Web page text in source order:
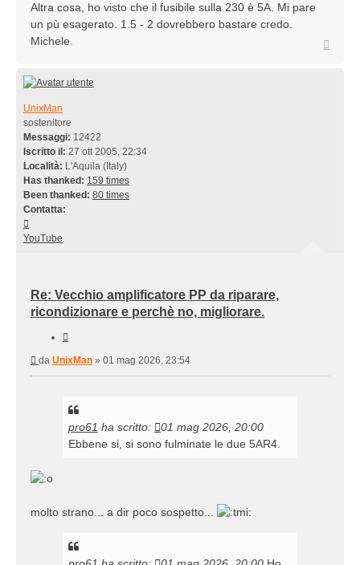
Altra cosa, ho visto che il fusibile sulla 230 è 5A. Mi pare
un pù esagerato. 1.5 - 2 dovrebbero bastare credo.
Michele.
UnixMan
sostenitore
Messaggi: 12422
Iscritto il: 27 ott 2005, 22:34
Località: L'Aquila (Italy)
Has thanked: 159 times
Been thanked: 80 times
Contatta:
UnixMan
YouTube
Re: Vecchio amplificatore PP da riparare,
ricondizionare e perchè no, migliorare.
Messaggio
da UnixMan » 01 mag 2026, 23:54
pro61 ha scritto:
01 mag 2026, 20:00
Ebbene si, si sono fulminate le due 5AR4.
molto strano... a dir poco sospetto...